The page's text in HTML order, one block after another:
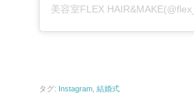
タグ: Instagram 結婚式